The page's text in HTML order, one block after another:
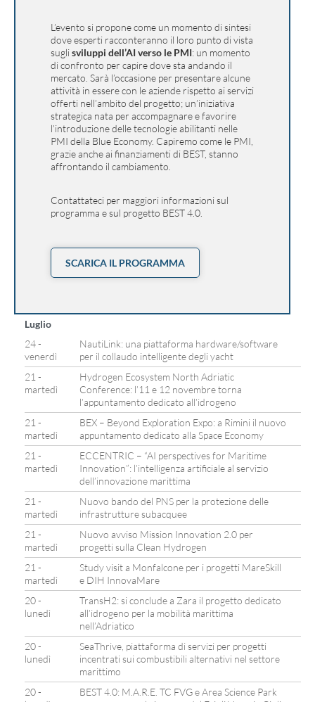
L’evento si propone come un momento di sintesi
dove esperti racconteranno il loro punto di vista
suglisviluppi dell’AI verso le PMI: un momento
di confronto per capire dove sta andando il
mercato. Sarà l’occasione per presentare alcune
attività in essere con le aziende rispetto ai servizi
offerti nell’ambito del progetto; un’iniziativa
strategica nata per accompagnare e favorire
l’introduzione delle tecnologie abilitanti nelle
PMI della Blue Economy. Capiremo come le PMI,
grazie anche ai finanziamenti di BEST, stanno
affrontando il cambiamento.
Contattateci per maggiori informazioni sul
programma e sul progetto BEST 4.0.
SCARICA IL PROGRAMMA
Luglio
24 -
venerdì
NautiLink: una piattaforma hardware/software
per il collaudo intelligente degli yacht
21 -
martedì
Hydrogen Ecosystem North Adriatic
Conference: l’11 e 12 novembre torna
l’appuntamento dedicato all’idrogeno
21 -
martedì
BEX – Beyond Exploration Expo: a Rimini il nuovo
appuntamento dedicato alla Space Economy
21 -
martedì
ECCENTRIC – “AI perspectives for Maritime
Innovation”: l’intelligenza artificiale al servizio
dell’innovazione marittima
21 -
martedì
Nuovo bando del PNS per la protezione delle
infrastrutture subacquee
21 -
martedì
Nuovo avviso Mission Innovation 2.0 per
progetti sulla Clean Hydrogen
21 -
martedì
Study visit a Monfalcone per i progetti MareSkill
e DIH InnovaMare
20 -
lunedì
TransH2: si conclude a Zara il progetto dedicato
all’idrogeno per la mobilità marittima
nell’Adriatico
20 -
lunedì
SeaThrive, piattaforma di servizi per progetti
incentrati sui combustibili alternativi nel settore
marittimo
20 -
BEST 4.0: M.A.R.E. TC FVG e Area Science Park